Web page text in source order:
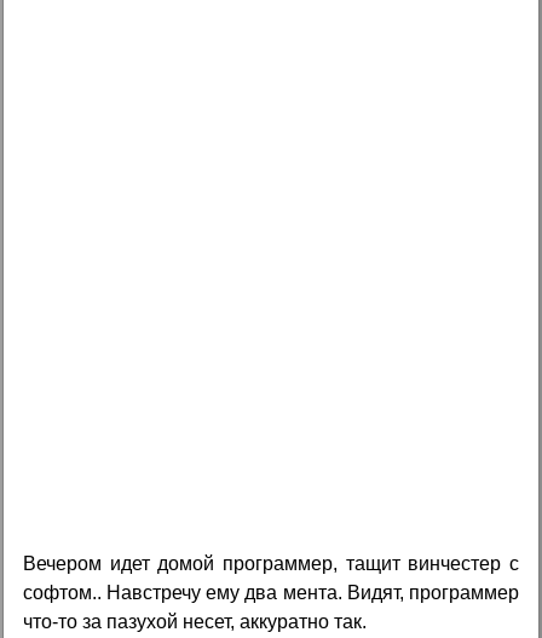
Вечером идет домой программер, тащит винчестер с
софтом.. Навстречу ему два мента. Видят, программер
что-то за пазухой несет, аккуратно так.